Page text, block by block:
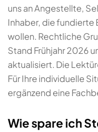
uns an Angestellte,
Inhaber, die
wollen. Rechtliche
Stand Frühjahr 2026
aktualisiert. Die
Für Ihre individuelle
ergänzend eine
Wie spare ich